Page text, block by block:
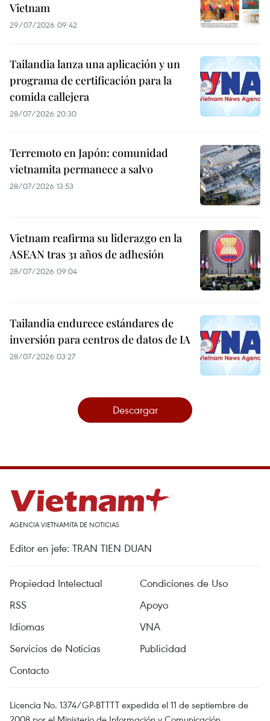
Vietnam
29/07/2026 09:42
Tailandia lanza una aplicación y un
programa de certificación para la
comida callejera
28/07/2026 20:30
Terremoto en Japón: comunidad
vietnamita permanece a salvo
28/07/2026 13:53
Vietnam reafirma su liderazgo en la
ASEAN tras 31 años de adhesión
28/07/2026 09:04
Tailandia endurece estándares de
inversión para centros de datos de IA
28/07/2026 03:27
Descargar
AGENCIA VIETNAMITA DE NOTICIAS
Editor en jefe: TRAN TIEN DUAN
Propiedad Intelectual
Condiciones de Uso
RSS
Apoyo
Idiomas
VNA
Servicios de Noticias
Publicidad
Contacto
Licencia No. 1374/GP-BTTTT expedida el 11 de septiembre de